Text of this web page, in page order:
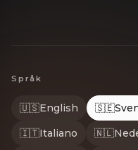
Språk
🇺🇸English 🇸🇪
🇮🇹Italiano 🇳🇱